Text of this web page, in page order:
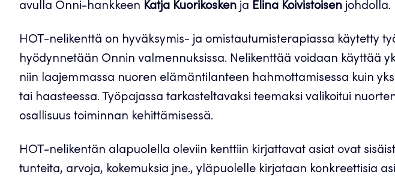
avulla Onni-hankkeen Katja Kuorikosken ja Elina Koivistoisen johdolla.
HOT-nelikenttä on hyväksymis- ja omistautumisterapiassa käytetty
hyödynnetään Onnin valmennuksissa. Nelikenttää voidaan käyttää
niin laajemmassa nuoren elämäntilanteen hahmottamisessa kuin
tai haasteessa. Työpajassa tarkasteltavaksi teemaksi valikoitui
osallisuus toiminnan kehittämisessä.
HOT-nelikentän alapuolella oleviin kenttiin kirjattavat asiat ovat
tunteita, arvoja, kokemuksia jne., yläpuolelle kirjataan konkreettisia